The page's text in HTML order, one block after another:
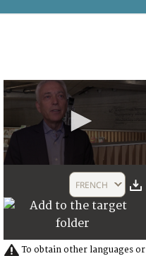
2
seconds
FRENCH
To obtain other languages or